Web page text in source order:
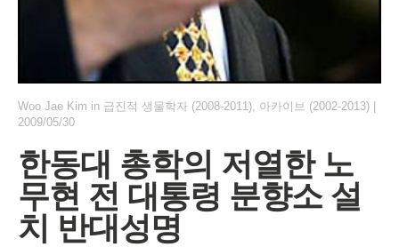
Woo Jae Kim in 급진적 생물학자 (2008-2011) 아카이브 (2002-2013) |
2009/05/30
한동대 총학의 저열한 노
무현 전 대통령 분향소 설
치 반대성명